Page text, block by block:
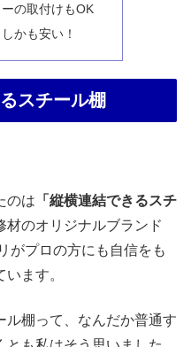
の取付けもOK
かも安い！
スチール棚
のは 「縦横連結できるスチ
材のオリジナルブランド
がプロの方にも自信をも
ます。
ル棚って、なんだか普通す